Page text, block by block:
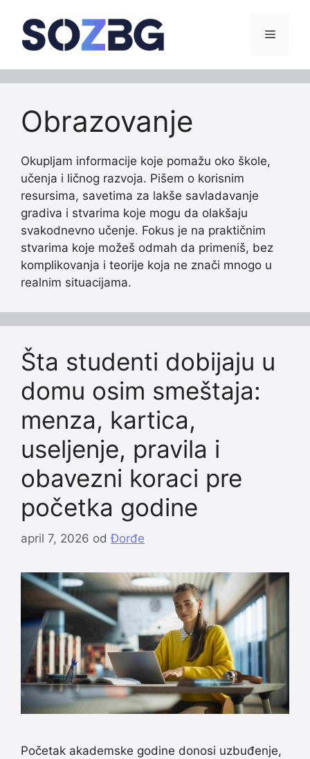
content
Menu
Obrazovanje
Okupljam informacije koje pomažu oko škole,
učenja i ličnog razvoja. Pišem o korisnim
resursima, savetima za lakše savladavanje
gradiva i stvarima koje mogu da olakšaju
svakodnevno učenje. Fokus je na praktičnim
stvarima koje možeš odmah da primeniš, bez
komplikovanja i teorije koja ne znači mnogo u
realnim situacijama.
Šta studenti dobijaju u
domu osim smeštaja:
menza, kartica,
useljenje, pravila i
obavezni koraci pre
početka godine
april 7, 2026 odĐorđe
Početak akademske godine donosi uzbuđenje,